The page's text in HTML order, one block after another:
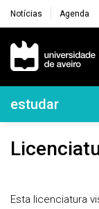
Notícias Agenda
Navegação
Navegação
estudar
Esta licenciatura